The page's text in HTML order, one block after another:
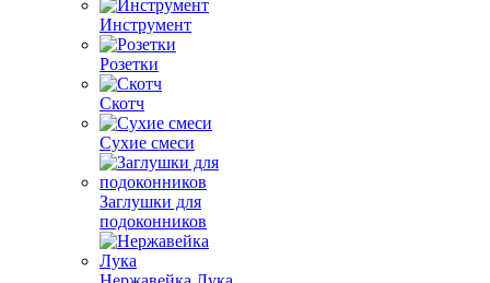
Инструмент
Розетки
Скотч
Сухие смеси
Заглушки для
подоконников